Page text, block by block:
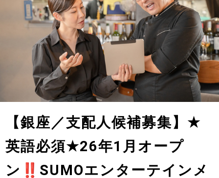
【銀座／支配人候補募集】 ★
英語必須★26年1月オープ
ン ‼ SUMOエンターテインメ